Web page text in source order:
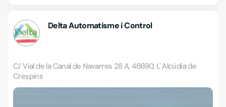
Delta Automatisme i Control
C/ Vial de la Canal de Navarres 28 A, 46690, L' Alcúdia de
Crespins